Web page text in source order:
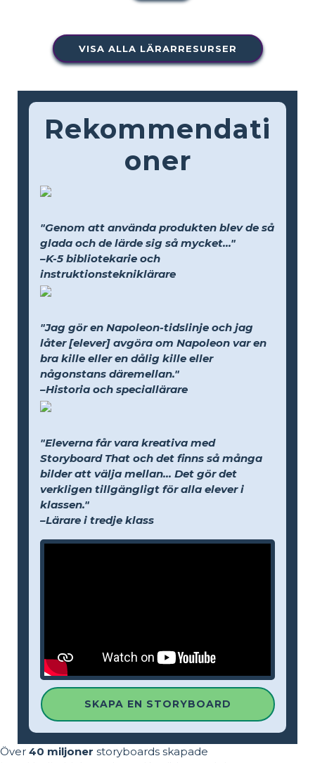
VISA ALLA LÄRARRESURSER
Rekommendati
oner
"Genom att använda produkten blev de så
glada och de lärde sig så mycket..."
–K-5 bibliotekarie och
instruktionstekniklärare
"Jag gör en Napoleon-tidslinje och jag
låter [elever] avgöra om Napoleon var en
bra kille eller en dålig kille eller
någonstans däremellan."
–Historia och speciallärare
"Eleverna får vara kreativa med
Storyboard That och det finns så många
bilder att välja mellan... Det gör det
verkligen tillgängligt för alla elever i
klassen."
–Lärare i tredje klass
SKAPA EN STORYBOARD
Över 40 miljoner storyboards skapade